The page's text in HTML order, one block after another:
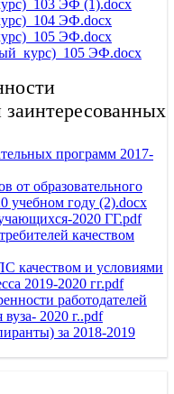
ЭФ (1).docx
ЭФ.docx
ЭФ.docx
ЭФ.docx
программ 2017-
от образовательного
учебном году (2).docx
2020 ГГ.pdf
качеством
качеством и условиями
2019-2020 гг.pdf
работодателей
2020 г..pdf
за 2018-2019